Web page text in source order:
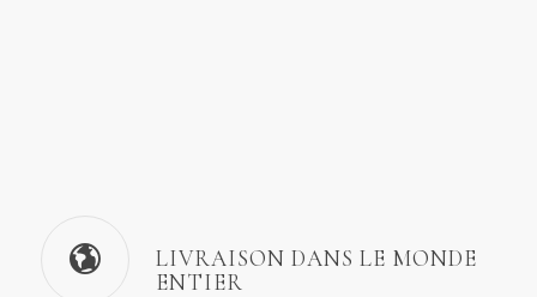
LIVRAISON DANS LE MONDE
ENTIER